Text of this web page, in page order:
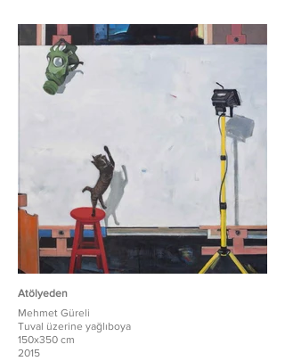
Atölyeden
Mehmet Güreli
Tuval üzerine yağlıboya
150x350 cm
2015